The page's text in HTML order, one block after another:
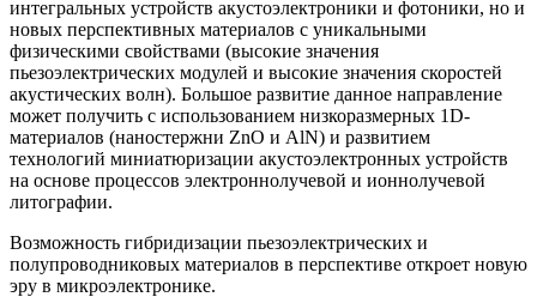
интегральных устройств акустоэлектроники и фотоники, но и
новых перспективных материалов с уникальными
физическими свойствами (высокие значения
пьезоэлектрических модулей и высокие значения скоростей
акустических волн). Большое развитие данное направление
может получить с использованием низкоразмерных 1D-
материалов (наностержни ZnO и AlN) и развитием
технологий миниатюризации акустоэлектронных устройств
на основе процессов электроннолучевой и ионнолучевой
литографии.
Возможность гибридизации пьезоэлектрических и
полупроводниковых материалов в перспективе откроет новую
эру в микроэлектронике.